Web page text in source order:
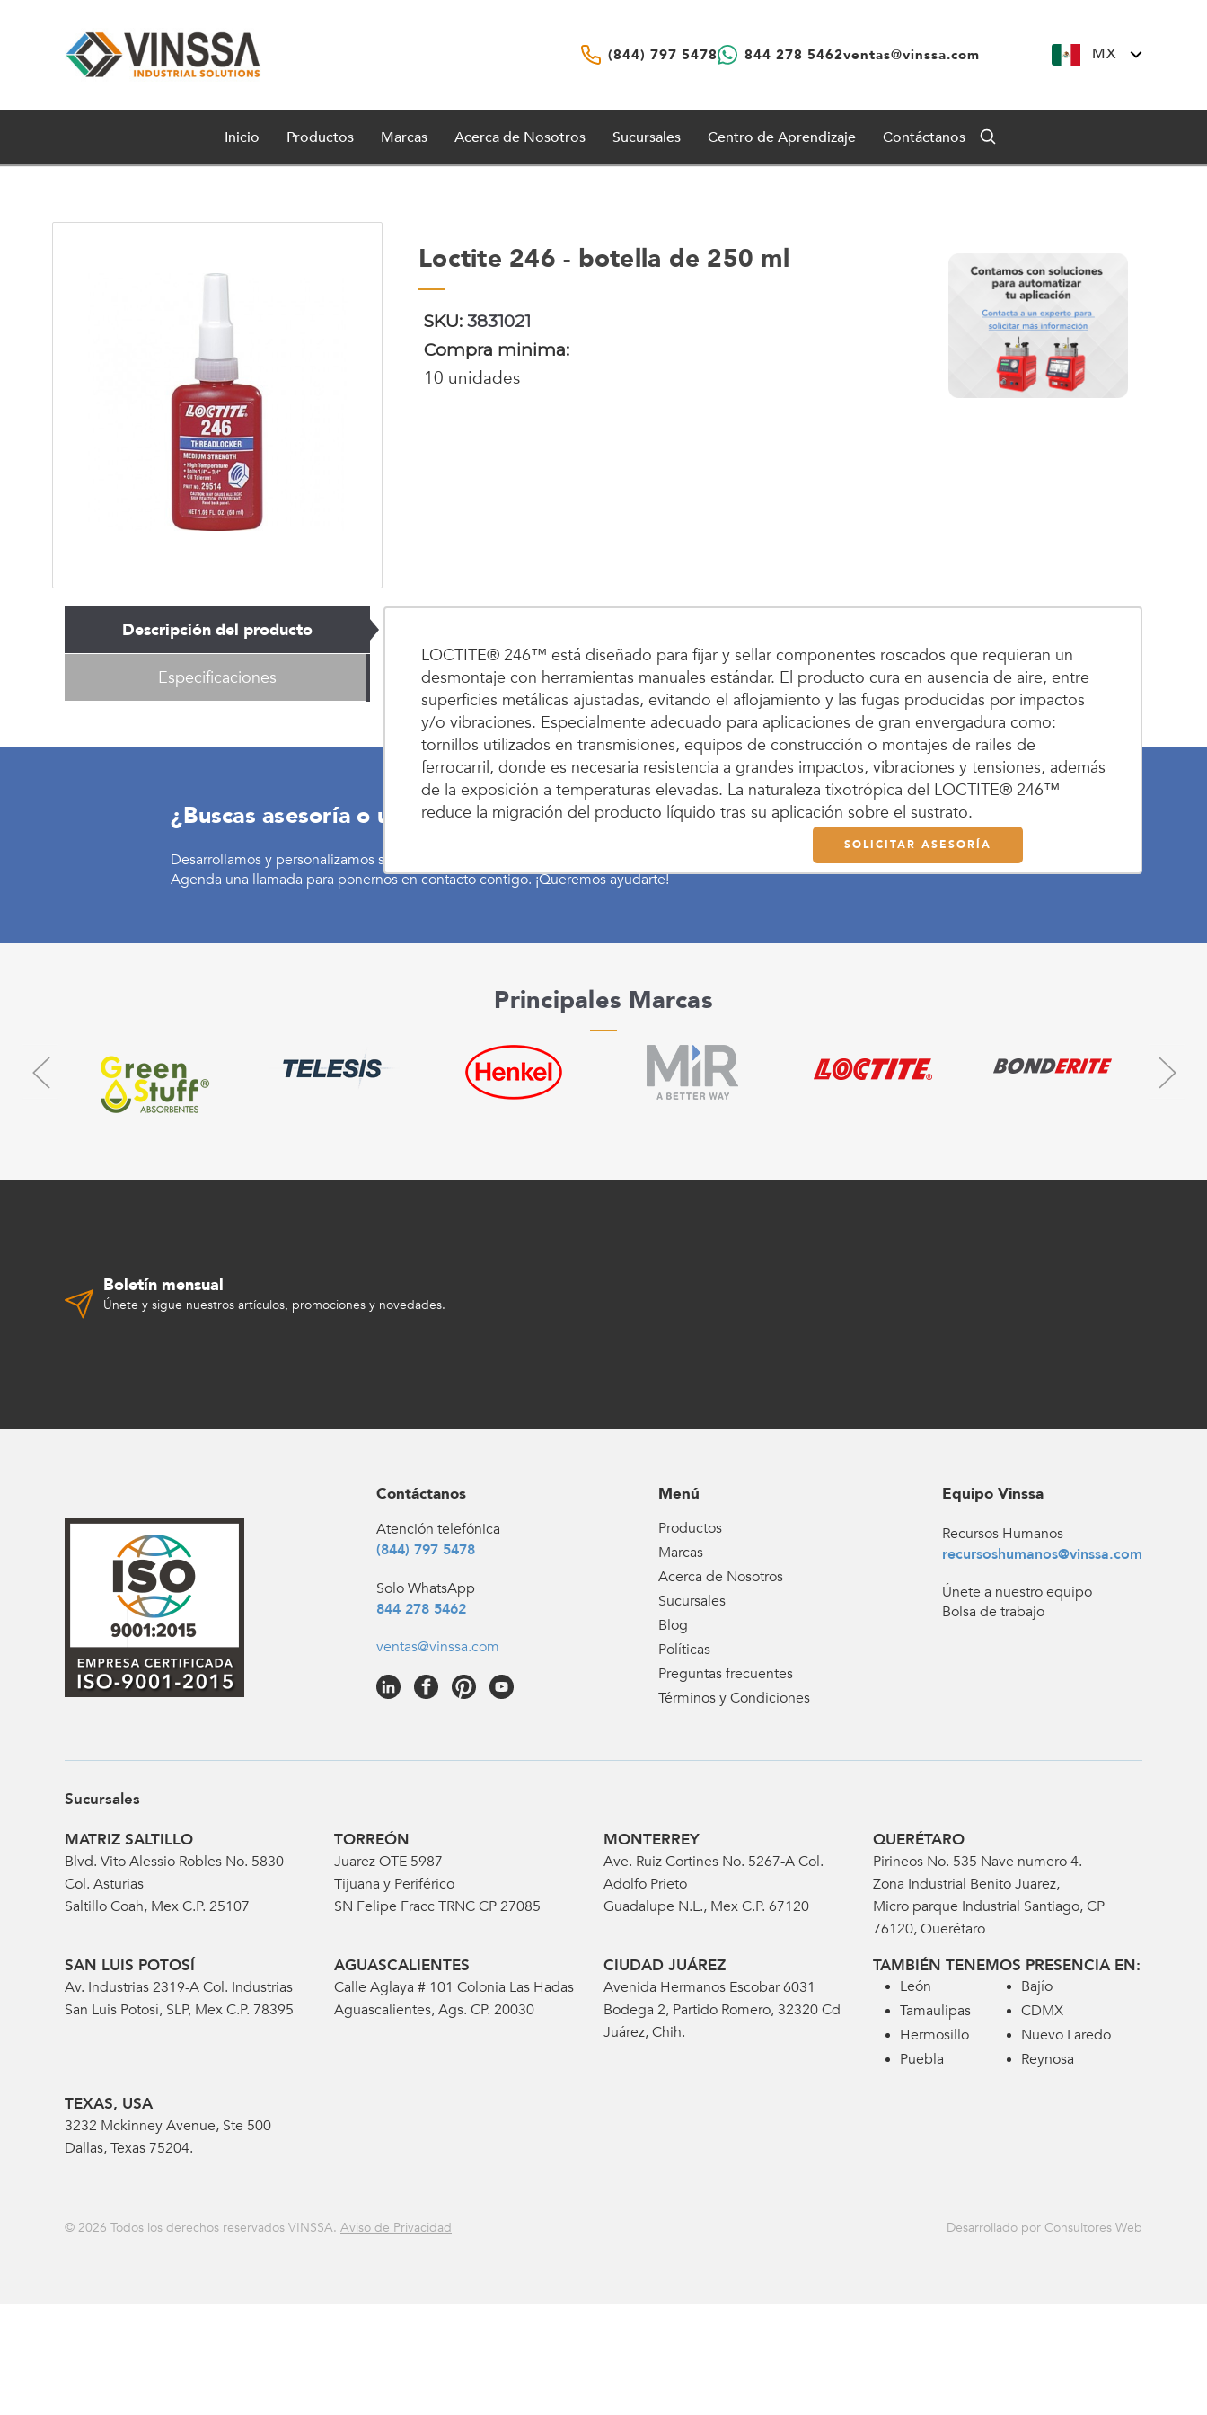
(844) 797 5478 844 278 5462ventas@vinssa.com MX
Inicio Productos Marcas Acerca de Nosotros Sucursales Centro de Aprendizaje Contáctanos
Loctite 246 - botella de 250 ml
SKU:3831021
Compra minima:
10 unidades
Descripción del producto
LOCTITE® 246™ está diseñado para fijar y sellar componentes roscados que requieran un
desmontaje con herramientas manuales estándar. El producto cura en ausencia de aire, entre
superficies metálicas ajustadas, evitando el aflojamiento y las fugas producidas por impactos
y/o vibraciones. Especialmente adecuado para aplicaciones de gran envergadura como:
tornillos utilizados en transmisiones, equipos de construcción o montajes de railes de
ferrocarril, donde es necesaria resistencia a grandes impactos, vibraciones y tensiones, además
de la exposición a temperaturas elevadas. La naturaleza tixotrópica del LOCTITE® 246™
reduce la migración del producto líquido tras su aplicación sobre el sustrato.
Especificaciones
¿Buscas asesoría o una cotización para tu proyecto?
Desarrollamos y personalizamos soluciones a la medida de tus necesidades.
Agenda una llamada para ponernos en contacto contigo. ¡Queremos ayudarte!
SOLICITAR ASESORÍA
Principales Marcas
Boletín mensual
Únete y sigue nuestros artículos, promociones y novedades.
Contáctanos
Atención telefónica
(844) 797 5478
Solo WhatsApp
844 278 5462
ventas@vinssa.com
Menú
Productos
Marcas
Acerca de Nosotros
Sucursales
Blog
Políticas
Preguntas frecuentes
Términos y Condiciones
Equipo Vinssa
Recursos Humanos
recursoshumanos@vinssa.com
Únete a nuestro equipo
Bolsa de trabajo
Sucursales
MATRIZ SALTILLO
Blvd. Vito Alessio Robles No. 5830
Col. Asturias
Saltillo Coah, Mex C.P. 25107
TORREÓN
Juarez OTE 5987
Tijuana y Periférico
SN Felipe Fracc TRNC CP 27085
MONTERREY
Ave. Ruiz Cortines No. 5267-A Col.
Adolfo Prieto
Guadalupe N.L., Mex C.P. 67120
QUERÉTARO
Pirineos No. 535 Nave numero 4.
Zona Industrial Benito Juarez,
Micro parque Industrial Santiago, CP
76120, Querétaro
SAN LUIS POTOSÍ
Av. Industrias 2319-A Col. Industrias
San Luis Potosí, SLP, Mex C.P. 78395
AGUASCALIENTES
Calle Aglaya # 101 Colonia Las Hadas
Aguascalientes, Ags. CP. 20030
CIUDAD JUÁREZ
Avenida Hermanos Escobar 6031
Bodega 2, Partido Romero, 32320 Cd
Juárez, Chih.
TAMBIÉN TENEMOS PRESENCIA EN:
León
Bajío
Tamaulipas
CDMX
Hermosillo
Nuevo Laredo
Puebla
Reynosa
TEXAS, USA
3232 Mckinney Avenue, Ste 500
Dallas, Texas 75204.
© 2026 Todos los derechos reservados VINSSA. Aviso de Privacidad Desarrollado por Consultores Web